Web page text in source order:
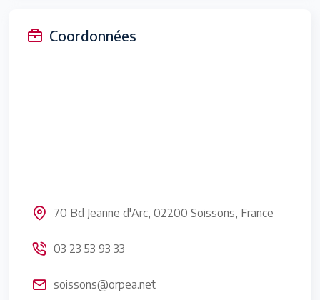
Coordonnées
70 Bd Jeanne d'Arc, 02200 Soissons, France
03 23 53 93 33
soissons@orpea.net